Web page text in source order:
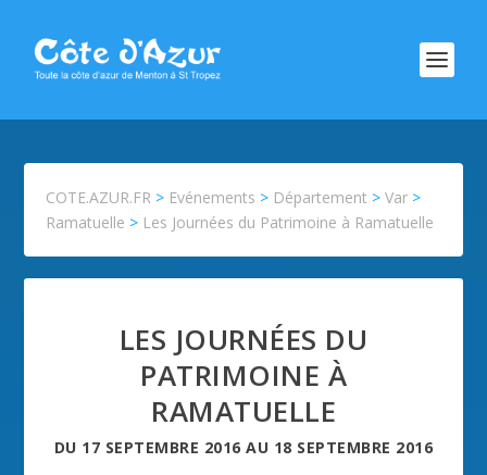
COTE.AZUR.FR > Evénements > Département >Var >
Ramatuelle > Les Journées du Patrimoine à Ramatuelle
LES JOURNÉES DU
PATRIMOINE À
RAMATUELLE
DU 17 SEPTEMBRE 2016 AU 18 SEPTEMBRE 2016